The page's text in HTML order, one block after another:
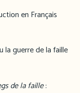
en Français
la guerre de la faille
de la faille: